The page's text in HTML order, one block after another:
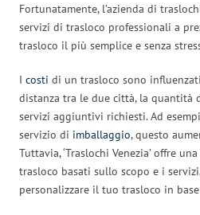
Fortunatamente, l’azienda di
servizi di trasloco professionali a
trasloco il più semplice e senza
I costi di un trasloco sono
distanza tra le due città, la quantità
servizi aggiuntivi richiesti. Ad
servizio di imballaggio, questo
Tuttavia, ‘Traslochi Venezia’ offre
trasloco basati sullo scopo e i
personalizzare il tuo trasloco in